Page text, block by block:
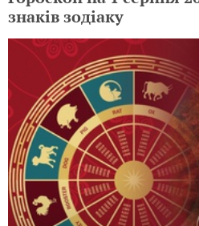
знаків зодіаку